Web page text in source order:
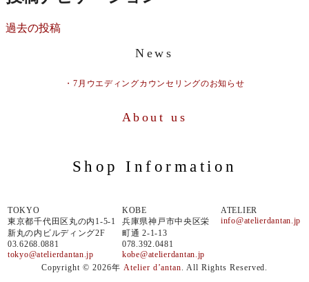
過去の投稿
News
・7月ウエディングカウンセリングのお知らせ
About us
Shop Information
TOKYO
東京都千代田区丸の内1-5-1
新丸の内ビルディング2F
03.6268.0881
tokyo@atelierdantan.jp
KOBE
兵庫県神戸市中央区栄
町通 2-1-13
078.392.0481
kobe@atelierdantan.jp
ATELIER
info@atelierdantan.jp
Copyright © 2026年 Atelier d’antan. All Rights Reserved.